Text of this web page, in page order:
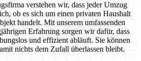
verstehen wir, dass jeder Umzug
ob es sich um einen privaten Haushalt
handelt. Mit unserem umfassenden
Erfahrung sorgen wir dafür, dass
und effizient abläuft. Sie können
nichts dem Zufall überlassen bleibt.